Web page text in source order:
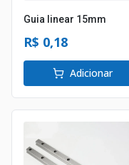
Guia linear 15mm
R$ 0,18
Adicionar